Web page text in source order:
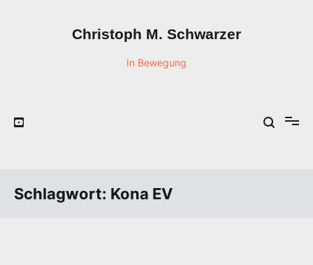
Christoph M. Schwarzer
In Bewegung
Schlagwort: Kona EV